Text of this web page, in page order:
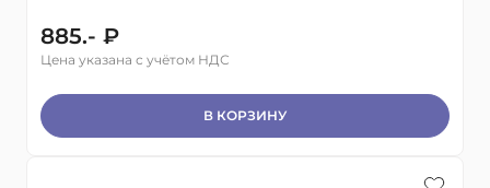
885.- ₽
Цена указана с учётом НДС
В КОРЗИНУ